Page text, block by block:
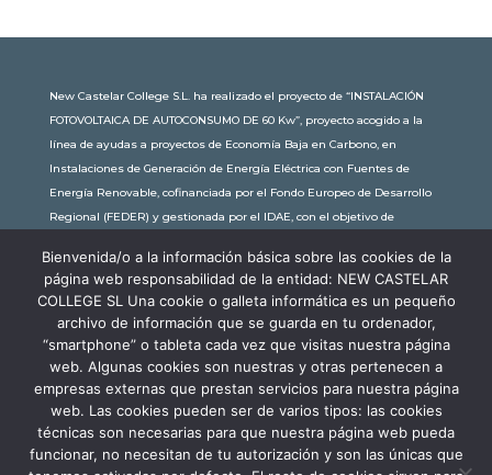
New Castelar College S.L. ha realizado el proyecto de “INSTALACIÓN
FOTOVOLTAICA DE AUTOCONSUMO DE 60 Kw”, proyecto acogido a la
línea de ayudas a proyectos de Economía Baja en Carbono, en
Instalaciones de Generación de Energía Eléctrica con Fuentes de
Energía Renovable, cofinanciada por el Fondo Europeo de Desarrollo
Regional (FEDER) y gestionada por el IDAE, con el objetivo de
subvención de 30.245,63€. Con una potencia instalada de 60kW, la
comunidad educativa de New Castelar ahorra al planeta 34,79
toneladas de CO2 al año, lo que equivale a recorrer 116.677 km en coche
o plantar 116 árboles al año.
Bienvenida/o a la información básica sobre las cookies de la
página web responsabilidad de la entidad: NEW CASTELAR
COLLEGE SL Una cookie o galleta informática es un pequeño
archivo de información que se guarda en tu ordenador,
“smartphone” o tableta cada vez que visitas nuestra página
web. Algunas cookies son nuestras y otras pertenecen a
empresas externas que prestan servicios para nuestra página
web. Las cookies pueden ser de varios tipos: las cookies
técnicas son necesarias para que nuestra página web pueda
funcionar, no necesitan de tu autorización y son las únicas que